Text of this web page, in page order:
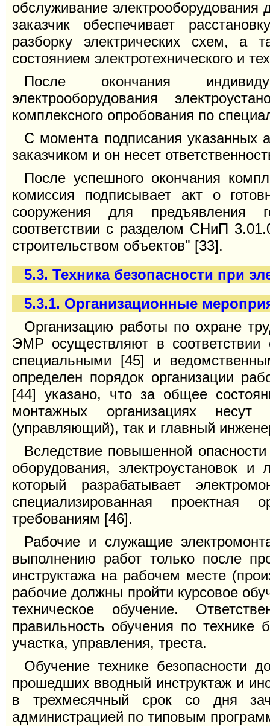
обслуживание
заказчик обеспечивает
разборку электрических схем, а
состоянием электротехнического и
После окончания
электрооборудования
комплексного опробования по
С момента подписания указанных
заказчиком и он несет
После успешного окончания
комиссия подписывает акт о
сооружения для предъявления
соответствии с разделом СНиП
строительством объектов" [33].
5.3. Техника безопасности при
5.3.1. Организационные
Организацию работы по охране
ЭМР осуществляют в
специальными [45] и
определен порядок организации
[44] указано, что за общее
монтажных организациях несут
(управляющий), так и главный
Вследствие повышенной
оборудования, электроустановок и
который разрабатывает
специализированная проектная
требованиям [46].
Рабочие и служащие
выполнению работ только после
инструктажа на рабочем месте
рабочие должны пройти курсовое
техническое обучение.
правильность обучения по технике
участка, управления, треста.
Обучение технике безопасности
прошедших вводный инструктаж и
в трехмесячный срок со дня
администрацией по типовым